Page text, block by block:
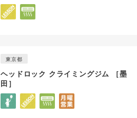
東京都
ヘッドロック クライミングジム ［墨
田］